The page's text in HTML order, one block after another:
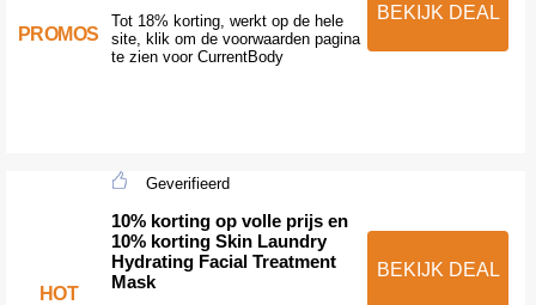
PROMOS
Tot 18% korting, werkt op de hele
site, klik om de voorwaarden pagina
te zien voor CurrentBody
BEKIJK DEAL
HOT
Geverifieerd
10% korting op volle prijs en
10% korting Skin Laundry
Hydrating Facial Treatment
Mask
BEKIJK DEAL